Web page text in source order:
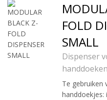
FOLD
SMALL
Dispenser
handdoeken
Te gebruiken
handdoekjes: